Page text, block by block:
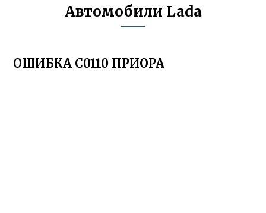
Автомобили Lada
ОШИБКА С0110 ПРИОРА